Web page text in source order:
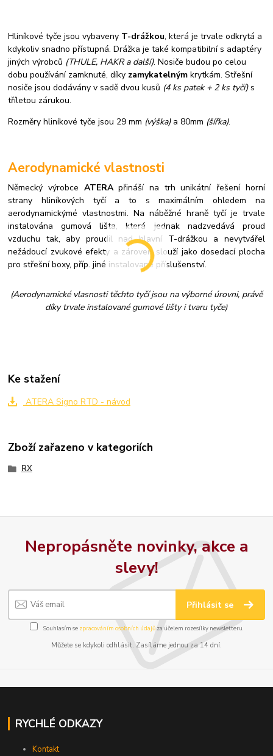
Hliníkové tyče jsou vybaveny T-drážkou, která je trvale odkrytá a
kdykoliv snadno přístupná. Drážka je také kompatibilní s adaptéry
jiných výrobců (THULE, HAKR a další). Nosiče budou po celou
dobu používání zamknuté, díky zamykatelným krytkám. Střešní
nosiče jsou dodávány v sadě dvou kusů (4 ks patek + 2 ks tyčí)s
tříletou zárukou.
Rozměry hliníkové tyče jsou 29 mm (výška)a 80mm (šířka).
Aerodynamické vlastnosti
Německý výrobce ATERApřináší na trh unikátní řešení horní
strany hliníkových tyčí a to s maximálním ohledem na
aerodynamickýmé vlastnostmi. Na náběžné hraně tyčí je trvale
instalována gumová lišta, která jednak nadzvedává proud
vzduchu tak, aby proudil nad hlavní T-drážkou a nevytvářel
nežádoucí zvukové efekty a zároveň slouží jako dosedací plocha
pro střešní boxy, příp. jiné instalované příslušenství.
(Aerodynamické vlasnosti těchto tyčí jsou na výborné úrovni, právě
díky trvale instalované gumové lišty i tvaru tyče)
Ke stažení
ATERA Signo RTD - návod
Zboží zařazeno v kategoriích
RX
Nepropásněte novinky, akce a
slevy!
Přihlásit se
Souhlasím se zpracováním osobních údajůza účelem rozesílky newsletteru.
Můžete se kdykoli odhlásit. Zasíláme jednou za 14 dní.
RYCHLÉ ODKAZY
Kontakt